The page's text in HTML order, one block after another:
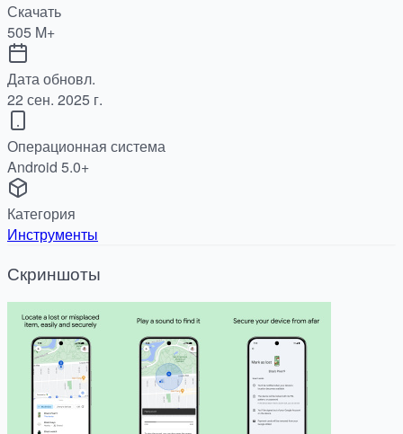
Скачать
505 M+
Дата обновл.
22 сен. 2025 г.
Операционная система
Android 5.0+
Категория
Инструменты
Скриншоты